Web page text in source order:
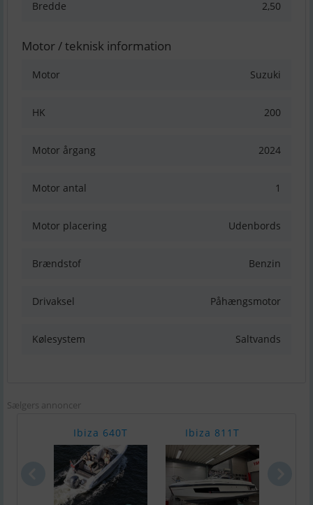
Bredde 2,50
Motor / teknisk information
Motor Suzuki
HK 200
Motor årgang 2024
Motor antal 1
Motor placering Udenbords
Brændstof Benzin
Drivaksel Påhængsmotor
Kølesystem Saltvands
Sælgers annoncer
Ibiza 640T Ibiza 811T